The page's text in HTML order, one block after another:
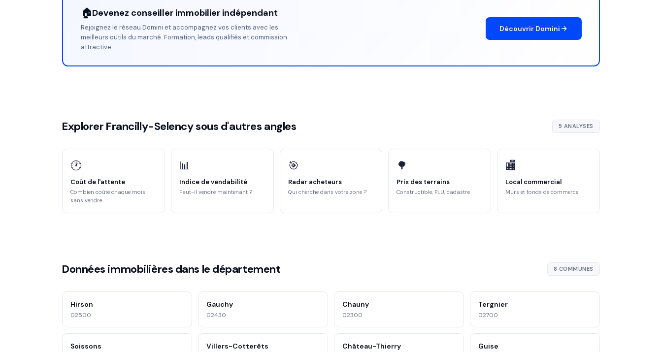
🏠Devenez conseiller immobilier indépendant
Rejoignez le réseau Domini et accompagnez vos clients avec les
meilleurs outils du marché. Formation, leads qualifiés et commission
attractive.
Découvrir Domini
Explorer Francilly-Selency sous d'autres angles 5 ANALYSES
🕐
Coût de l'attente
Combien coûte chaque mois
sans vendre
📊
Indice de vendabilité
Faut-il vendre maintenant ?
🎯
Radar acheteurs
Qui cherche dans votre zone ?
🌳
Prix des terrains
Constructible, PLU, cadastre
🏬
Local commercial
Murs et fonds de commerce
Données immobilières dans le département 8 COMMUNES
Hirson
02500
Gauchy
02430
Chauny
02300
Tergnier
02700
Soissons Villers-Cotterêts Château-Thierry Guise